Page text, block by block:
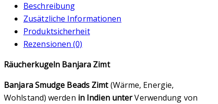
Beschreibung
Zusätzliche Informationen
Produktsicherheit
Rezensionen (0)
Räucherkugeln Banjara Zimt
Banjara Smudge Beads Zimt(Wärme, Energie,
Wohlstand) werden in Indien unterVerwendung von